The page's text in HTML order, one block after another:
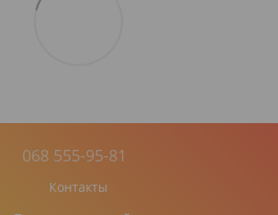
068 555-95-81
Контакты